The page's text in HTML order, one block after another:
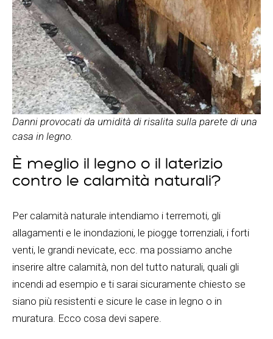
Danni provocati da umidità di risalita sulla parete di una
casa in legno.
È meglio il legno o il laterizio
contro le calamità naturali?
Per calamità naturale intendiamo i terremoti, gli
allagamenti e le inondazioni, le piogge torrenziali, i forti
venti, le grandi nevicate, ecc. ma possiamo anche
inserire altre calamità, non del tutto naturali, quali gli
incendi ad esempio e ti sarai sicuramente chiesto se
siano più resistenti e sicure le case in legno o in
muratura. Ecco cosa devi sapere.